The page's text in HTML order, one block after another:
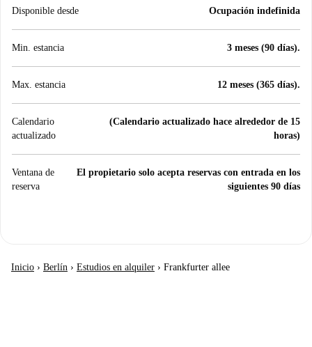
Disponible desde Ocupación indefinida
Min. estancia 3 meses (90 días).
Max. estancia 12 meses (365 días).
Calendario
actualizado
(Calendario actualizado hace alrededor de 15
horas)
Ventana de
reserva
El propietario solo acepta reservas con entrada en los
siguientes 90 días
Inicio › Berlín › Estudios en alquiler › Frankfurter allee